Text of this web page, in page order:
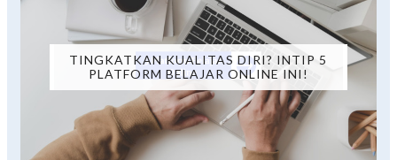
TINGKATKAN KUALITAS DIRI? INTIP 5
PLATFORM BELAJAR ONLINE INI!